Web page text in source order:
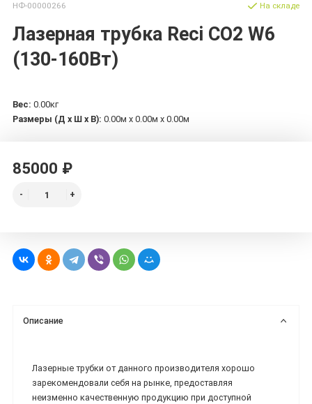
НФ-00000266
Лазерная трубка Reci CO2 W6
(130-160Вт)
На складе
Вес: 0.00кг
Размеры (Д х Ш х В): 0.00м x 0.00м x 0.00м
85000 ₽
Описание
Лазерные трубки от данного производителя хорошо
зарекомендовали себя на рынке, предоставляя
неизменно качественную продукцию при доступной